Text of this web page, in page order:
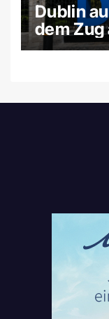
Dublin
dem Zug